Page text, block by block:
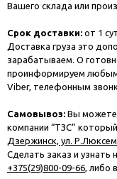
Вашего склада или
Срок доставки: от 1
Доставка груза это
зарабатываем. О
проинформируем любым
Viber, телефонным
Самовывоз: Вы можете
компании “ТЗС”
Дзержинск, ул.
Сделать заказ и
+375(29)800-09-66, либо в